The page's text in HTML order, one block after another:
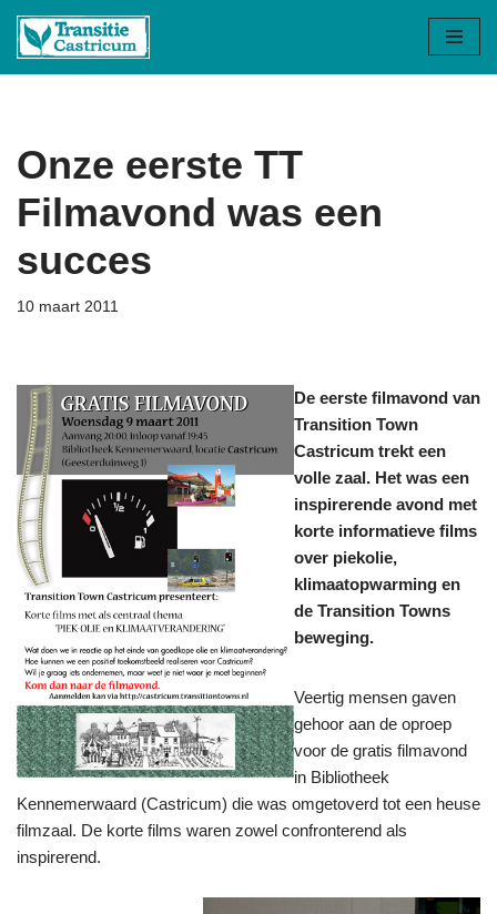
Ga
Onze eerste TT
Filmavond was een
succes
10 maart 2011
De eerste filmavond van
Transition Town
Castricum trekt een
volle zaal. Het was een
inspirerende avond met
korte informatieve films
over piekolie,
klimaatopwarming en
de Transition Towns
beweging.
Veertig mensen gaven
gehoor aan de oproep
voor de gratis filmavond
in Bibliotheek
Kennemerwaard (Castricum) die was omgetoverd tot een heuse
filmzaal. De korte films waren zowel confronterend als
inspirerend.